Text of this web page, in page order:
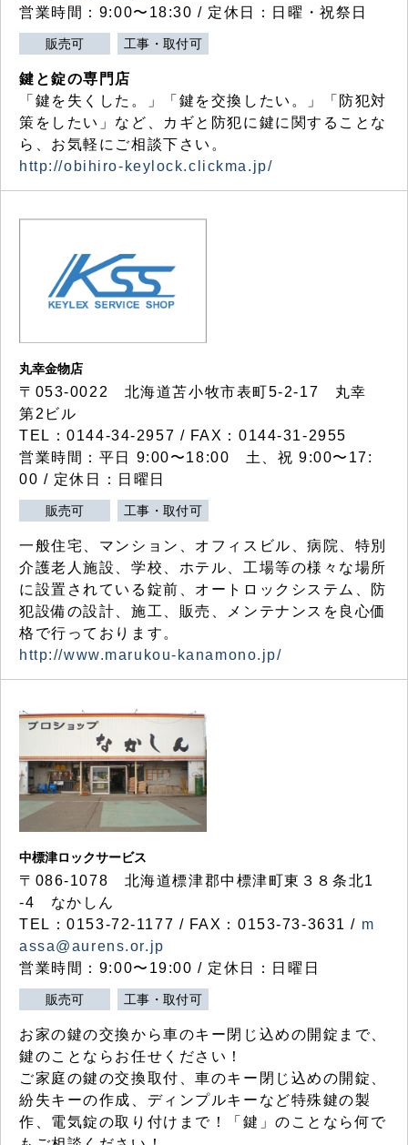
営業時間：9:00〜18:30 / 定休日：日曜・祝祭日
販売可 工事・取付可
鍵と錠の専門店
「鍵を失くした。」「鍵を交換したい。」「防犯対
策をしたい」など、カギと防犯に鍵に関することな
ら、お気軽にご相談下さい。
http://obihiro-keylock.clickma.jp/
丸幸金物店
〒053-0022 北海道苫小牧市表町5-2-17 丸幸
第2ビル
TEL：0144-34-2957 / FAX：0144-31-2955
営業時間：平日 9:00〜18:00 土、祝 9:00〜17:
00 / 定休日：日曜日
販売可 工事・取付可
一般住宅、マンション、オフィスビル、病院、特別
介護老人施設、学校、ホテル、工場等の様々な場所
に設置されている錠前、オートロックシステム、防
犯設備の設計、施工、販売、メンテナンスを良心価
格で行っております。
http://www.marukou-kanamono.jp/
中標津ロックサービス
〒086-1078 北海道標津郡中標津町東３８条北1
-4 なかしん
TEL：0153-72-1177 / FAX：0153-73-3631 / m
assa@aurens.or.jp
営業時間：9:00〜19:00 / 定休日：日曜日
販売可 工事・取付可
お家の鍵の交換から車のキー閉じ込めの開錠まで、
鍵のことならお任せください！
ご家庭の鍵の交換取付、車のキー閉じ込めの開錠、
紛失キーの作成、ディンプルキーなど特殊鍵の製
作、電気錠の取り付けまで！「鍵」のことなら何で